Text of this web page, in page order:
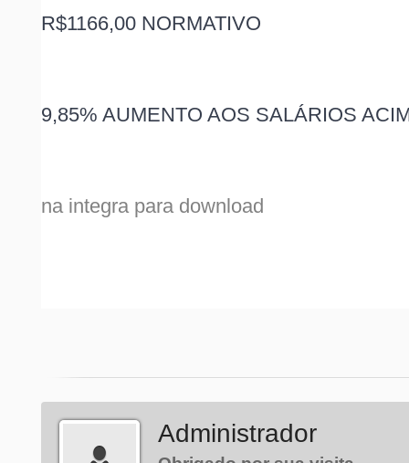
R$1166,00 NORMATIVO
9,85% AUMENTO AOS SALÁRIOS
na integra para download
Administrador